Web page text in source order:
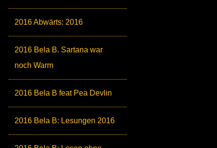
2016 Abwärts: 2016
2016 Bela B. Sartana war
noch Warm
2016 Bela B feat Pea Devlin
2016 Bela B: Lesungen 2016